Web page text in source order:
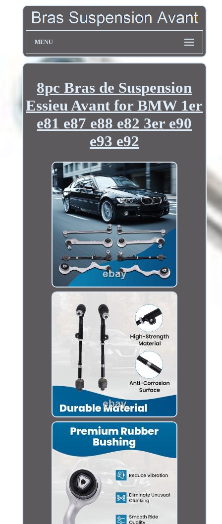
MENU
8pc Bras de Suspension
Essieu Avant for BMW 1er
e81 e87 e88 e82 3er e90
e93 e92